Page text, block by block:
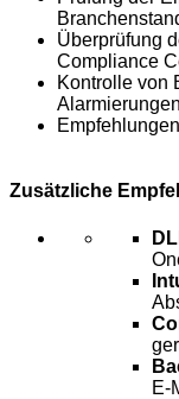
Überprüfung
Compliance
Kontrolle von
Alarmierungen
Zusätzliche
E-